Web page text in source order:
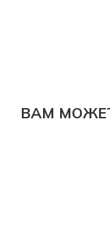
ВАМ